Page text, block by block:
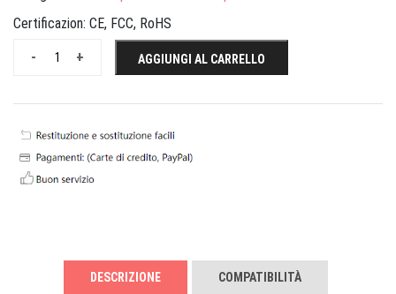
Certificazion: CE, FCC, RoHS
+
- AGGIUNGI AL CARRELLO
DESCRIZIONE COMPATIBILITÀ